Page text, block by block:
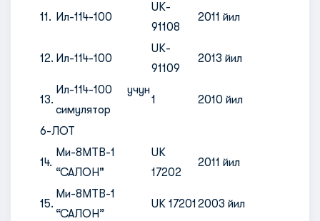
11. Ил-114-100
UK-
91108
2011 йил
12. Ил-114-100
UK-
91109
2013 йил
13.
Ил-114-100 учун
симулятор
1 2010 йил
6-ЛОТ
14.
Ми-8МТВ-1
“САЛОН"
UK
17202
2011 йил
15.
Ми-8МТВ-1
“САЛОН”
UK 17201 2003 йил